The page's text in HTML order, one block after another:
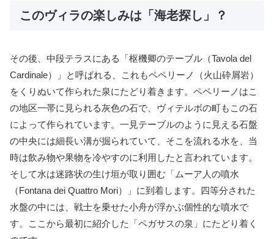
このヴィラの楽しみは「海老探し」？
その後、中段テラスにある「枢機卿のテーブル（Tavola del
Cardinale）」と呼ばれる、これもペペリーノ（火山砕屑岩）
をくりぬいて作られた泉にたどり着きます。ペペリーノはこ
の地区一帯に見られる灰色の石で、ヴィテルボの町もこの石
によって作られています。一見テーブルのように見える石盤
の中央には細長い溝が掘られていて、そこを流れる水を、当
時は飲み物や果物を冷やすのに利用したと言われています。
そして水は迷路状の生け垣が取り囲む「ムーア人の噴水
（Fontana dei Quattro Mori）」に到着します。四等分された
水盤の中には、戦士を乗せた小舟が浮かぶ個性的な噴水で
す。ここから最初に紹介した「ペガサスの泉」にたどり着く